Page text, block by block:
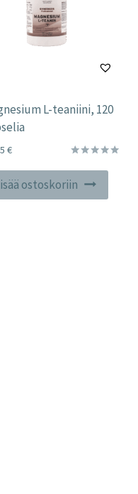
L-teaniini, 120
tuotteesta:
5.00
€
ostoskoriin